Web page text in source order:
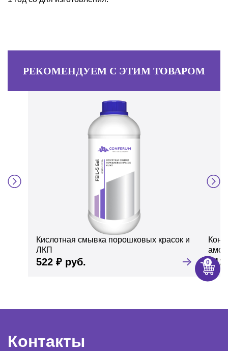
РЕКОМЕНДУЕМ С ЭТИМ ТОВАРОМ
Кислотная смывка порошковых красок и
ЛКП
522 ₽ руб. 312
Контакты